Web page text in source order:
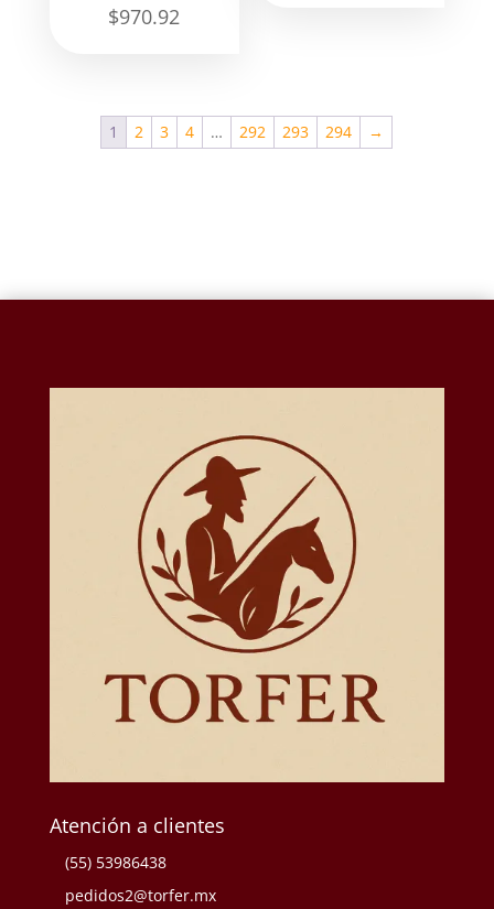
$970.92
1 2 3 4 … 292 293 294 →
Atención a clientes
(55) 53986438
pedidos2@torfer.mx